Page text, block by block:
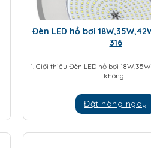
Đèn LED hồ bơi
316
1. Giới thiệu Đèn LED hồ bơi
không…
Đặt hàng ngay